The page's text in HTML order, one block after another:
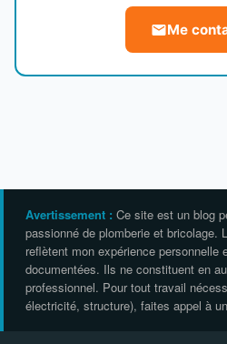
Me
Avertissement : Ce site est un blog
passionné de plomberie et bricolage.
reflètent mon expérience personnelle
documentées. Ils ne constituent en
professionnel. Pour tout travail
électricité, structure), faites appel à